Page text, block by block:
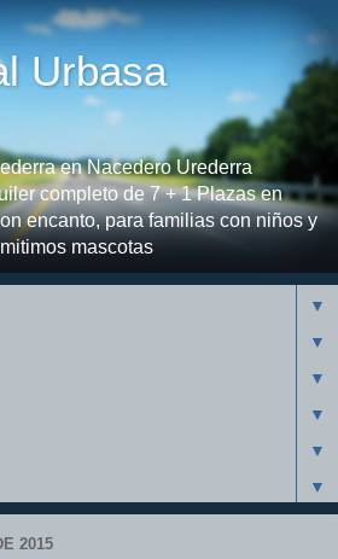
Urbasa
en Nacedero Urederra
completo de 7 + 1 Plazas en
encanto, para familias con niños y
mascotas
▼
▼
▼
▼
▼
▼
2015